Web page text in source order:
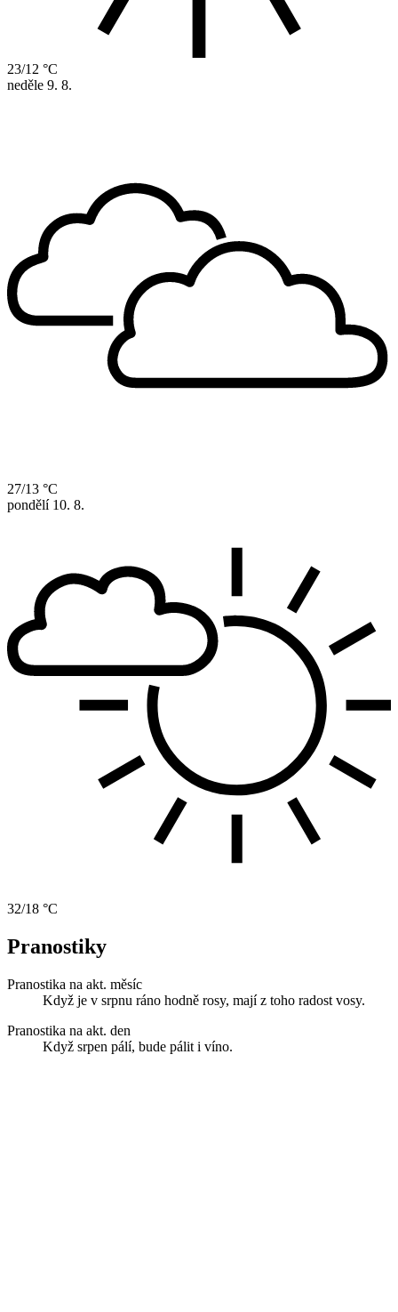
23/12 °C
neděle 9. 8.
27/13 °C
pondělí 10. 8.
32/18 °C
Pranostiky
Pranostika na akt. měsíc
Když je v srpnu ráno hodně rosy, mají z toho radost vosy.
Pranostika na akt. den
Když srpen pálí, bude pálit i víno.